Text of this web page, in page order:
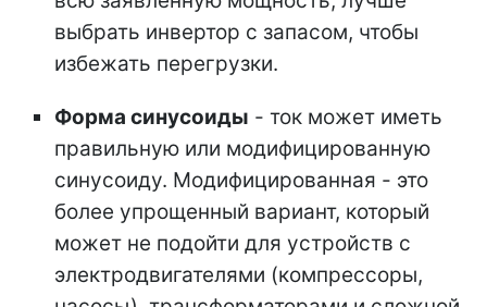
выбрать инвертор с запасом, чтобы
избежать перегрузки.
Форма синусоиды - ток может иметь
правильную или модифицированную
синусоиду. Модифицированная - это
более упрощенный вариант, который
может не подойти для устройств с
электродвигателями (компрессоры,